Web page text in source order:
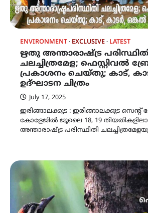
ENVIRONMENT EXCLUSIVE LATEST
ഋതു അന്താരാഷ്ട്ര
ചലച്ചിത്രമേള; ഫെസ്റ്റിവൽ
പ്രകാശനം ചെയ്തു; കാട്,
ഉദ്ഘാടന ചിത്രം
July 17, 2025
ഇരിങ്ങാലക്കുട : ഇരിങ്ങാലക്കുട
കോളേജിൽ ജൂലൈ 18, 19
അന്താരാഷ്ട്ര പരിസ്ഥിതി